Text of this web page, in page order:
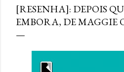
[RESENHA]: DEPOIS
EMBORA, DE MAGGIE